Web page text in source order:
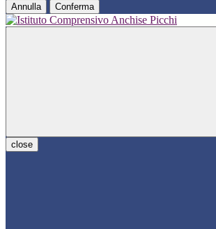
Annulla Conferma
close